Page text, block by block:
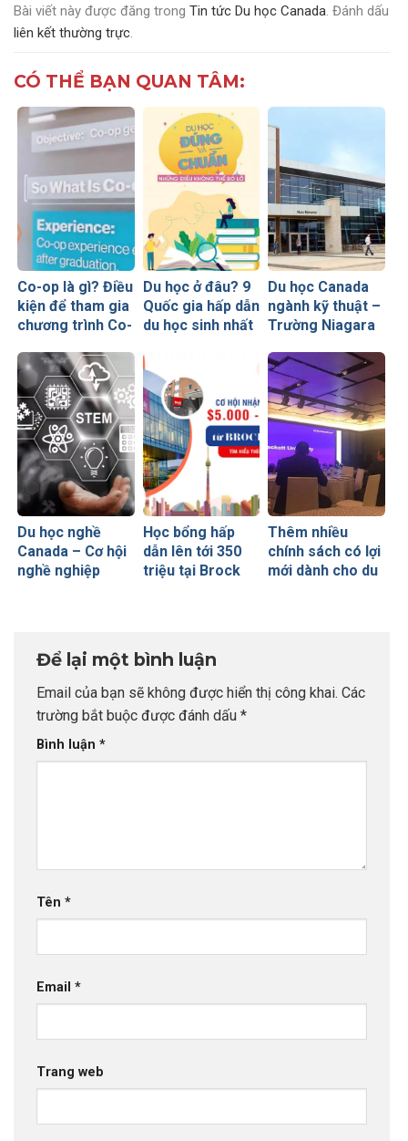
Bài viết này được đăng trong Tin tức Du học Canada . Đánh dấu
liên kết thường trực
CÓ THỂ BẠN QUAN TÂM:
Co-op là gì? Điều
kiện để tham gia
chương trình Co-
Du học ở đâu? 9
Quốc gia hấp dẫn
du học sinh nhất
Du học Canada
ngành kỹ thuật –
Trường Niagara
Du học nghề
Canada – Cơ hội
nghề nghiệp
(STEM)
Học bổng hấp
dẫn lên tới 350
triệu tại Brock
Thêm nhiều
chính sách có lợi
mới dành cho du
Để lại một bình luận
Email của bạn sẽ không được hiển thị công khai. Các
trường bắt buộc được đánh dấu *
Bình luận *
Tên *
Email *
Trang web